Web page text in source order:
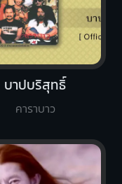
บาปบริสุทธิ์
คาราบาว